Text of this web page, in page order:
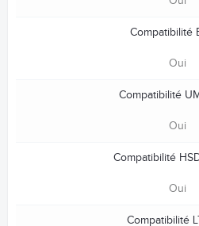
Compatibilité
Oui
Compatibilité
Oui
Compatibilité
Oui
Compatibilité